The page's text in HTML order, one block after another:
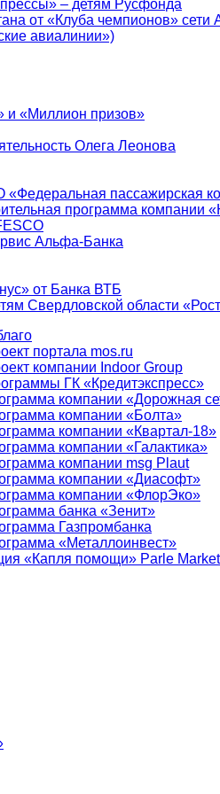
– детям Русфонда
от «Клуба чемпионов» сети
авиалинии»)
и «Миллион призов»
Олега Леонова
«Федеральная пассажирская
программа компании
Альфа-Банка
от Банка ВТБ
Свердловской области
портала mos.ru
компании Indoor Group
ГК «Кредитэкспресс»
компании «Дорожная
компании «Болта»
компании «Квартал-18»
компании «Галактика»
компании msg Plaut
компании «Диасофт»
компании «ФлорЭко»
банка «Зенит»
Газпромбанка
«Металлоинвест»
«Капля помощи» Parle Market